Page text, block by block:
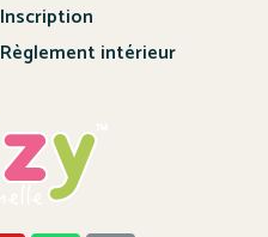
Inscription
Règlement intérieur